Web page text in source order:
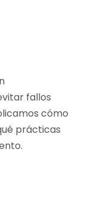
fallos
cómo
prácticas